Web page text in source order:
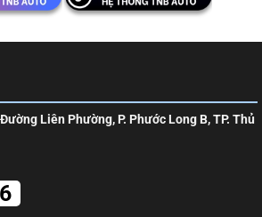
Liên Phường, P. Phước Long B, TP. Thủ